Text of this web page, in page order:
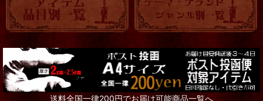
バッグ・ポーチ
トランク・BOX
アクセサリー全て
Steampunk Goggles
送料全国一律200円でお届け可能商品一覧へ